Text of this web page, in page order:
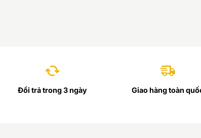
Đổi trả trong 3 ngày Giao hàng toàn